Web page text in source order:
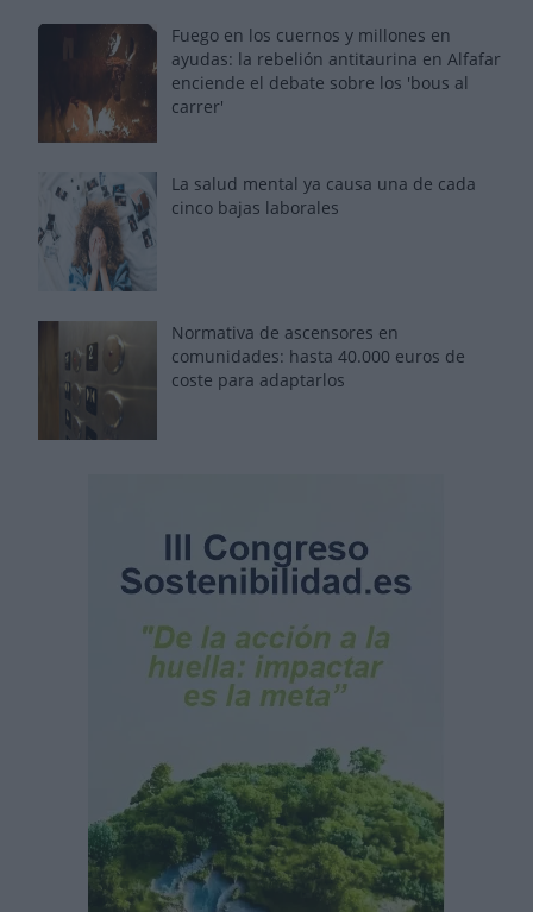
Fuego en los cuernos y millones en
ayudas: la rebelión antitaurina en Alfafar
enciende el debate sobre los 'bous al
carrer'
La salud mental ya causa una de cada
cinco bajas laborales
Normativa de ascensores en
comunidades: hasta 40.000 euros de
coste para adaptarlos